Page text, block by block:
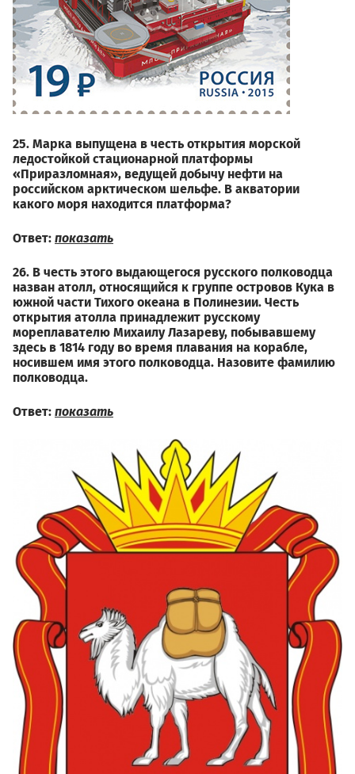
25. Марка выпущена в честь открытия морской
ледостойкой стационарной платформы
«Приразломная», ведущей добычу нефти на
российском арктическом шельфе. В акватории
какого моря находится платформа?
Ответ: показать
26. В честь этого выдающегося русского полководца
назван атолл, относящийся к группе островов Кука в
южной части Тихого океана в Полинезии. Честь
открытия атолла принадлежит русскому
мореплавателю Михаилу Лазареву, побывавшему
здесь в 1814 году во время плавания на корабле,
носившем имя этого полководца. Назовите фамилию
полководца.
Ответ: показать